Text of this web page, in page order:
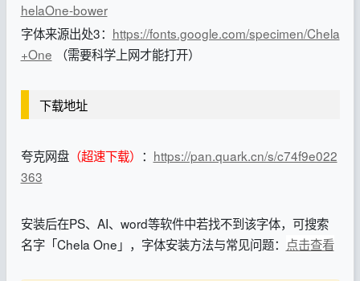
helaOne-bower
字体来源出处3： https://fonts.google.com/specimen/Chela
+One （需要科学上网才能打开）
下载地址
夸克网盘（超速下载） ： https://pan.quark.cn/s/c74f9e022
363
安装后在PS、AI、word等软件中若找不到该字体，可搜索
名字「Chela One」，字体安装方法与常见问题： 点击查看